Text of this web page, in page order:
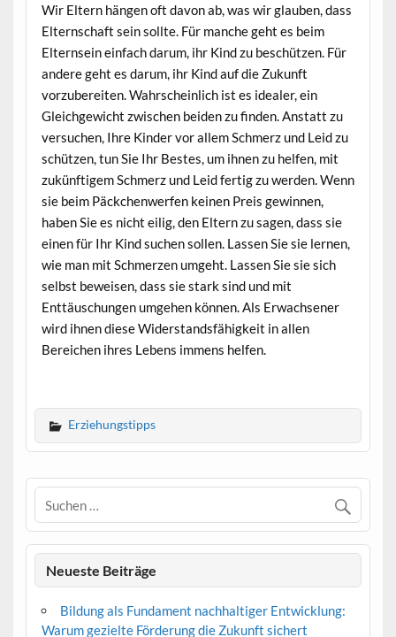
Wir Eltern hängen oft davon ab, was wir glauben, dass
Elternschaft sein sollte. Für manche geht es beim
Elternsein einfach darum, ihr Kind zu beschützen. Für
andere geht es darum, ihr Kind auf die Zukunft
vorzubereiten. Wahrscheinlich ist es idealer, ein
Gleichgewicht zwischen beiden zu finden. Anstatt zu
versuchen, Ihre Kinder vor allem Schmerz und Leid zu
schützen, tun Sie Ihr Bestes, um ihnen zu helfen, mit
zukünftigem Schmerz und Leid fertig zu werden. Wenn
sie beim Päckchenwerfen keinen Preis gewinnen,
haben Sie es nicht eilig, den Eltern zu sagen, dass sie
einen für Ihr Kind suchen sollen. Lassen Sie sie lernen,
wie man mit Schmerzen umgeht. Lassen Sie sie sich
selbst beweisen, dass sie stark sind und mit
Enttäuschungen umgehen können. Als Erwachsener
wird ihnen diese Widerstandsfähigkeit in allen
Bereichen ihres Lebens immens helfen.
Erziehungstipps
Neueste Beiträge
Bildung als Fundament nachhaltiger Entwicklung:
Warum gezielte Förderung die Zukunft sichert